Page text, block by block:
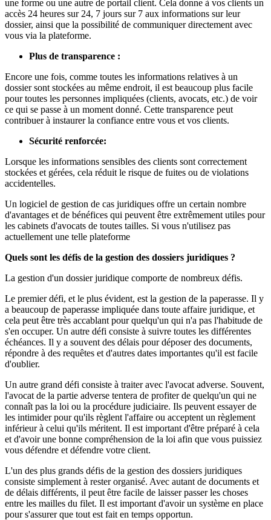
une forme ou une autre de portail client. Cela donne à vos clients un
accès 24 heures sur 24, 7 jours sur 7 aux informations sur leur
dossier, ainsi que la possibilité de communiquer directement avec
vous via la plateforme.
Plus de transparence :
Encore une fois, comme toutes les informations relatives à un
dossier sont stockées au même endroit, il est beaucoup plus facile
pour toutes les personnes impliquées (clients, avocats, etc.) de voir
ce qui se passe à un moment donné. Cette transparence peut
contribuer à instaurer la confiance entre vous et vos clients.
Sécurité renforcée:
Lorsque les informations sensibles des clients sont correctement
stockées et gérées, cela réduit le risque de fuites ou de violations
accidentelles.
Un logiciel de gestion de cas juridiques offre un certain nombre
d'avantages et de bénéfices qui peuvent être extrêmement utiles pour
les cabinets d'avocats de toutes tailles. Si vous n'utilisez pas
actuellement une telle plateforme
Quels sont les défis de la gestion des dossiers juridiques ?
La gestion d'un dossier juridique comporte de nombreux défis.
Le premier défi, et le plus évident, est la gestion de la paperasse. Il y
a beaucoup de paperasse impliquée dans toute affaire juridique, et
cela peut être très accablant pour quelqu'un qui n'a pas l'habitude de
s'en occuper. Un autre défi consiste à suivre toutes les différentes
échéances. Il y a souvent des délais pour déposer des documents,
répondre à des requêtes et d'autres dates importantes qu'il est facile
d'oublier.
Un autre grand défi consiste à traiter avec l'avocat adverse. Souvent,
l'avocat de la partie adverse tentera de profiter de quelqu'un qui ne
connaît pas la loi ou la procédure judiciaire. Ils peuvent essayer de
les intimider pour qu'ils règlent l'affaire ou acceptent un règlement
inférieur à celui qu'ils méritent. Il est important d'être préparé à cela
et d'avoir une bonne compréhension de la loi afin que vous puissiez
vous défendre et défendre votre client.
L'un des plus grands défis de la gestion des dossiers juridiques
consiste simplement à rester organisé. Avec autant de documents et
de délais différents, il peut être facile de laisser passer les choses
entre les mailles du filet. Il est important d'avoir un système en place
pour s'assurer que tout est fait en temps opportun.